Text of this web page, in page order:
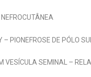
– PIONEFROSE DE PÓLO
VESÍCULA SEMINAL –